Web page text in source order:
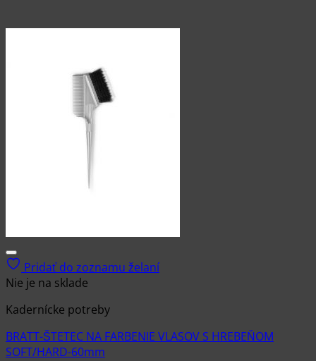
Pridať do zoznamu želaní
Nie je na sklade
Kadernícke potreby
BRATT-ŠTETEC NA FARBENIE VLASOV S HREBEŇOM
SOFT/HARD-60mm